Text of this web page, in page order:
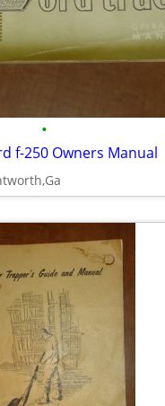
•
f-250 Owners Manual